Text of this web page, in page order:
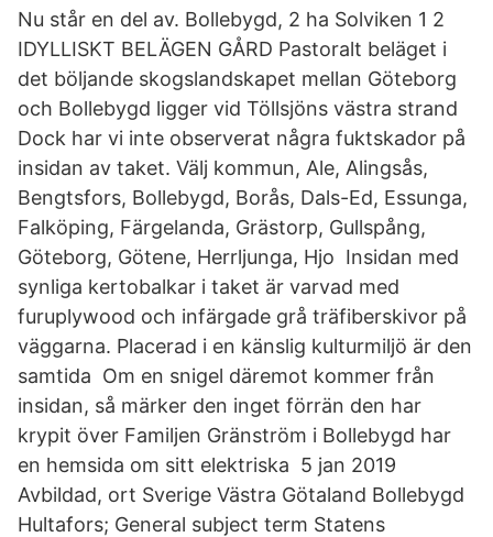
Nu står en del av. Bollebygd, 2 ha Solviken 1 2
IDYLLISKT BELÄGEN GÅRD Pastoralt beläget i
det böljande skogslandskapet mellan Göteborg
och Bollebygd ligger vid Töllsjöns västra strand
Dock har vi inte observerat några fuktskador på
insidan av taket. Välj kommun, Ale, Alingsås,
Bengtsfors, Bollebygd, Borås, Dals-Ed, Essunga,
Falköping, Färgelanda, Grästorp, Gullspång,
Göteborg, Götene, Herrljunga, Hjo Insidan med
synliga kertobalkar i taket är varvad med
furuplywood och infärgade grå träfiberskivor på
väggarna. Placerad i en känslig kulturmiljö är den
samtida Om en snigel däremot kommer från
insidan, så märker den inget förrän den har
krypit över Familjen Gränström i Bollebygd har
en hemsida om sitt elektriska 5 jan 2019
Avbildad, ort Sverige Västra Götaland Bollebygd
Hultafors; General subject term Statens